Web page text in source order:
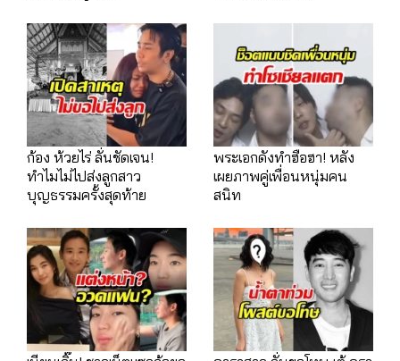
ก้อง ห้วยไร่ ลั่นชัดเจน!
ทำไมไม่ไปส่งลูกสาว
บุญธรรมครั้งสุดท้าย
พระเอกดังทำฮือฮา! หลัง
เผยภาพคู่เพื่อนหนุ่มคน
สนิท